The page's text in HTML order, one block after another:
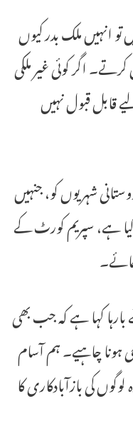
تو انہیں ملک بدر کیوں
اگر کوئی غیر ملکی
قابل قبول نہیں
شہریوں کو، جنہیں
ہے، سپریم کورٹ کے
کہا ہے کہ جب بھی
ہونا چاہیے۔ ہم آسام
کی بازآبادکاری کا